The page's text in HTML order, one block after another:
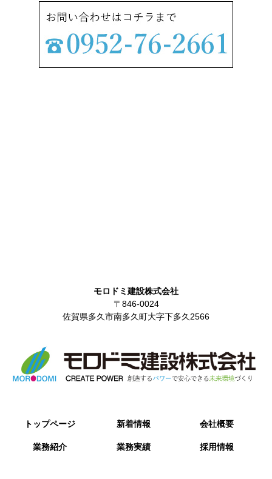
モロドミ建設株式会社
〒846-0024
佐賀県多久市南多久町大字下多久2566
トップページ 新着情報 会社概要
業務紹介 業務実績 採用情報